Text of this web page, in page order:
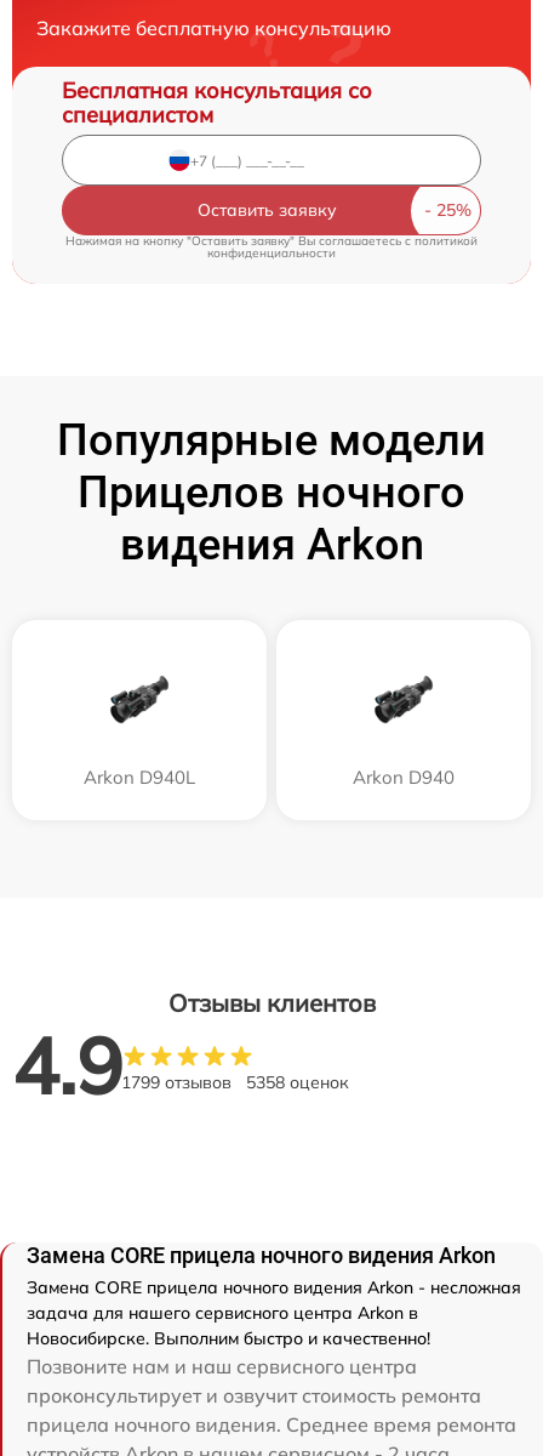
Закажите бесплатную консультацию
Бесплатная консультация со
специалистом
Оставить заявку
Нажимая на кнопку "Оставить заявку" Вы соглашаетесь c политикой
конфиденциальности
Популярные модели
Прицелов ночного
видения Arkon
Arkon D940L Arkon D940
Отзывы клиентов
4.91799 отзывов 5358 оценок
Замена CORE прицела ночного видения Arkon
Замена CORE прицела ночного видения Arkon - несложная
задача для нашего сервисного центра Arkon в
Новосибирске. Выполним быстро и качественно!
Позвоните нам и наш сервисного центра
проконсультирует и озвучит стоимость ремонта
прицела ночного видения. Среднее время ремонта